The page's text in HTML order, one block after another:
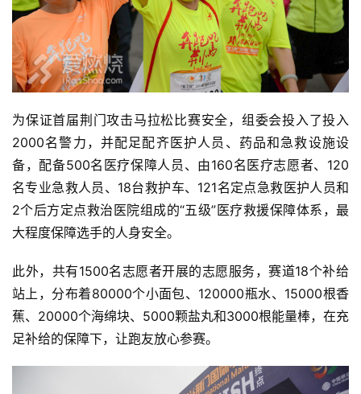
为保证首届荆门攻击马拉松比赛安全，组委会投入了投入
2000名警力，并配足配齐医护人员、药品和急救设施设
备，配备500名医疗保障人员、由160名医疗志愿者、120
名专业急救人员、18台救护车、121名定点急救医护人员和
2个后方定点救治医院组成的“五级”医疗救援保障体系，最
大程度保障选手的人身安全。
此外，共有1500名志愿者开展的志愿服务，赛道18个补给
站上，分布着80000个小面包、120000瓶水、15000根香
蕉、20000个海绵块、5000颗盐丸和3000根能量棒，在充
足补给的保障下，让跑友放心参赛。